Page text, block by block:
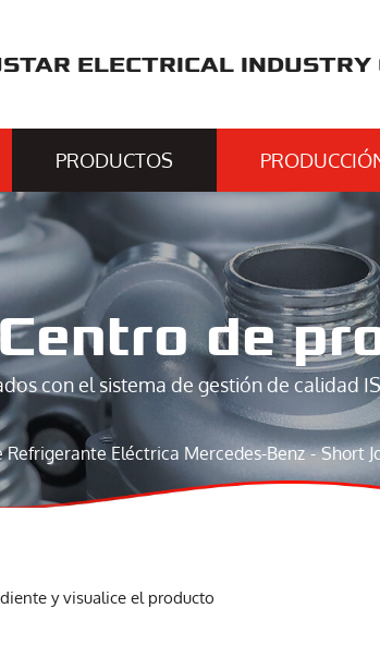
ELECTRICAL INDUSTRY
PRODUCTOS
de
con el sistema de gestión de calidad
Refrigerante Eléctrica Mercedes-Benz Short
y visualice el producto